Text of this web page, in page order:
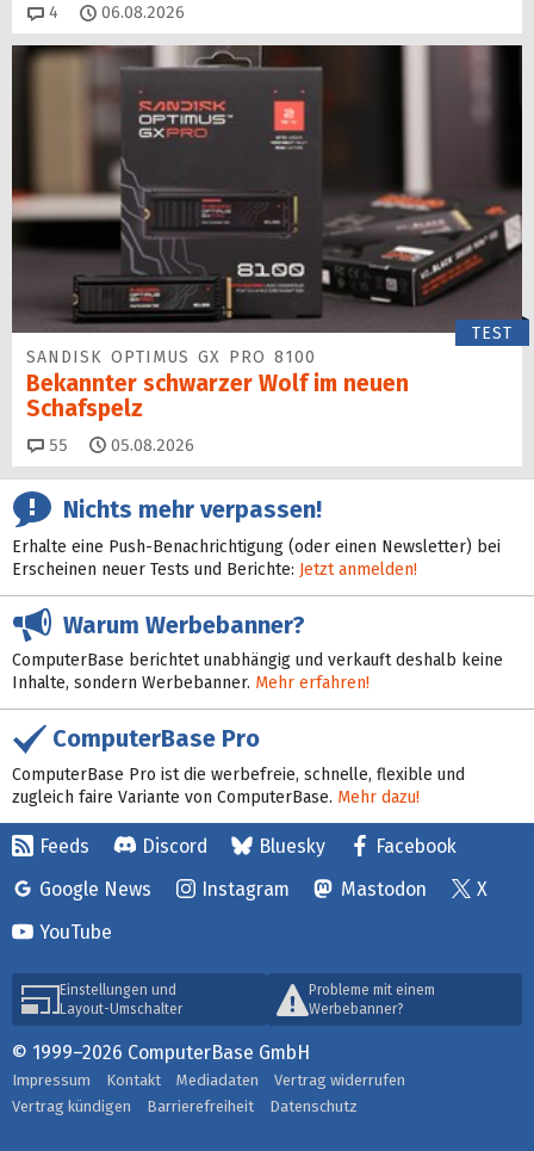
4 Kommentare
06.08.2026
TEST
SANDISK OPTIMUS GX PRO 8100
Bekannter schwarzer Wolf im neuen
Schafspelz
55 Kommentare
05.08.2026
Nichts mehr verpassen!
Erhalte eine Push-Benachrichtigung (oder einen Newsletter) bei
Erscheinen neuer Tests und Berichte: Jetzt anmelden!
Warum Werbebanner?
ComputerBase berichtet unabhängig und verkauft deshalb keine
Inhalte, sondern Werbebanner. Mehr erfahren!
ComputerBase Pro
ComputerBase Pro ist die werbefreie, schnelle, flexible und
zugleich faire Variante von ComputerBase. Mehr dazu!
Feeds Discord Bluesky
Facebook
Google News
Instagram Mastodon
X
YouTube
Einstellungen und
Layout-Umschalter
Probleme mit einem
Werbebanner?
© 1999–2026 ComputerBase GmbH
Impressum Kontakt Mediadaten
Vertrag widerrufen
Vertrag kündigen
Barrierefreiheit Datenschutz